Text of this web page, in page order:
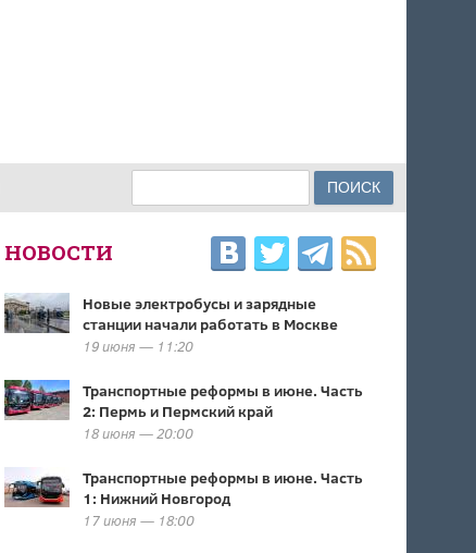
ФОРМА ПОИСКА
НОВОСТИ
Новые электробусы и зарядные
станции начали работать в Москве
19 июня — 11:20
Транспортные реформы в июне. Часть
2: Пермь и Пермский край
18 июня — 20:00
Транспортные реформы в июне. Часть
1: Нижний Новгород
17 июня — 18:00